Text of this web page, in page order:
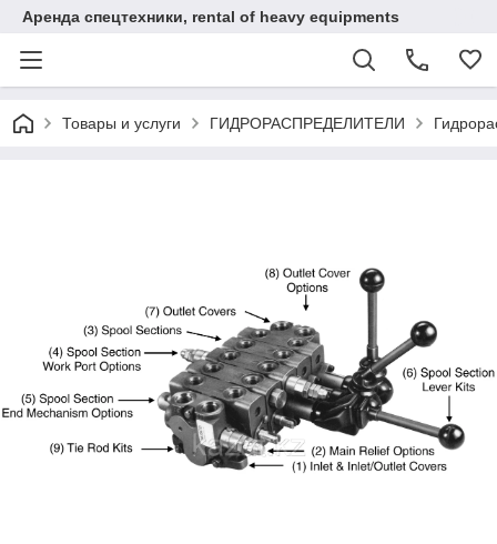
Аренда спецтехники, rental of heavy equipments
Товары и услуги ГИДРОРАСПРЕДЕЛИТЕЛИ